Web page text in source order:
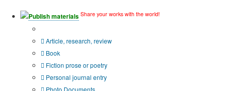
Publish materials Share your works with the world!
Article, research, review
Book
Fiction prose or poetry
Personal journal entry